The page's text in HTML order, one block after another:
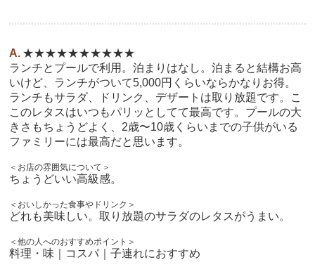
★★★★★★★★★★
ランチとプールで利用。泊まりはなし。泊まると結構お高
いけど、ランチがついて5,000円くらいならかなりお得。
ランチもサラダ、ドリンク、デザートは取り放題です。こ
このレタスはいつもパリッとしてて最高です。プールの大
きさもちょうどよく、2歳〜10歳くらいまでの子供がいる
ファミリーには最高だと思います。
＜お店の雰囲気について＞
ちょうどいい高級感。
＜おいしかった食事やドリンク＞
どれも美味しい。取り放題のサラダのレタスがうまい。
＜他の人へのおすすめポイント＞
料理・味｜コスパ｜子連れにおすすめ